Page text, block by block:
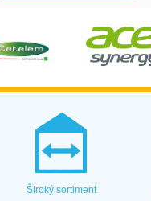
Široký sortiment